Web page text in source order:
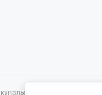
купальники и домашняя